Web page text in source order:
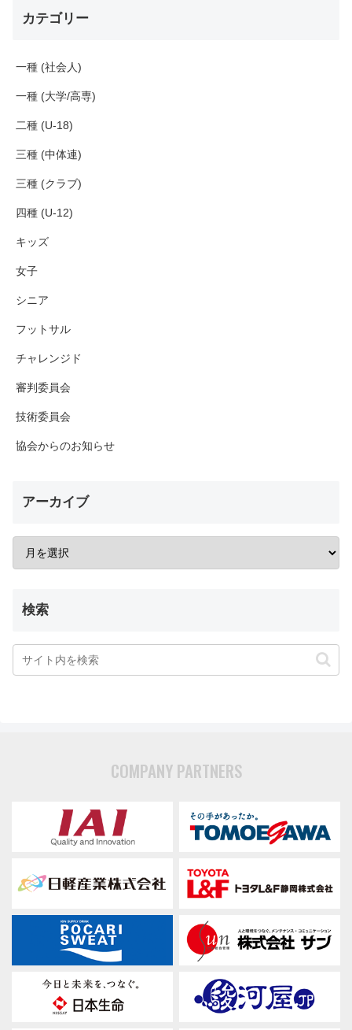
カテゴリー
一種 (社会人)
一種 (大学/高専)
二種 (U-18)
三種 (中体連)
三種 (クラブ)
四種 (U-12)
キッズ
女子
シニア
フットサル
チャレンジド
審判委員会
技術委員会
協会からのお知らせ
アーカイブ
検索
COMPANY PARTNERS